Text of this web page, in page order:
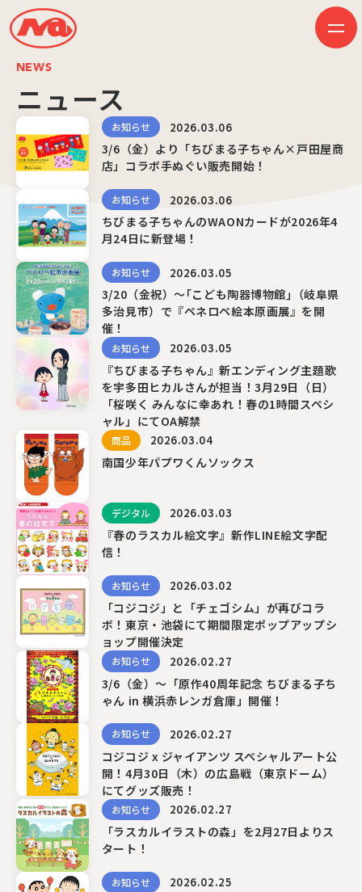
〒104-0061
東京都中央区銀座7丁目13番20号 銀座THビル5F
HOME
ニュース
ビジネス
作品紹介
会社案内
創業50周年記念ページ
音楽配信
採用情報
プレスリリース
お問い合わせ
NEWS
ニュース
お知らせ 2026.03.06
3/6（金）より「ちびまる子ちゃん×戸田屋商
店」コラボ手ぬぐい販売開始！
お知らせ 2026.03.06
ちびまる子ちゃんのWAONカードが2026年4
月24日に新登場！
お知らせ 2026.03.05
3/20（金祝）～｢こども陶器博物館｣（岐阜県
多治見市）で『ペネロペ絵本原画展』を開
催！
お知らせ 2026.03.05
『ちびまる子ちゃん』新エンディング主題歌
を宇多田ヒカルさんが担当！3月29日（日）
「桜咲く みんなに幸あれ！春の1時間スペシ
ャル」にてOA解禁
商品 2026.03.04
南国少年パプワくんソックス
デジタル 2026.03.03
『春のラスカル絵文字』新作LINE絵文字配
信！
お知らせ 2026.03.02
「コジコジ」と「チェゴシム」が再びコラ
ボ！東京・池袋にて期間限定ポップアップシ
ョップ開催決定
お知らせ 2026.02.27
3/6（金）～「原作40周年記念 ちびまる子ち
ゃん in 横浜赤レンガ倉庫」開催！
お知らせ 2026.02.27
コジコジ x ジャイアンツ スペシャルアート公
開！4月30日（木）の広島戦（東京ドーム）
にてグッズ販売！
お知らせ 2026.02.27
「ラスカルイラストの森」を2⽉27⽇よりス
タート！
お知らせ 2026.02.25